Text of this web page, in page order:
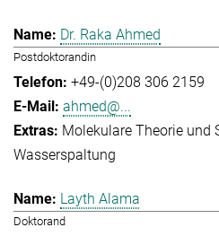
Dr. Raka Ahmed
Postdoktorandin
+49-(0)208 306 2159
ahmed@...
Molekulare Theorie und
Wasserspaltung
Layth Alama
Doktorand